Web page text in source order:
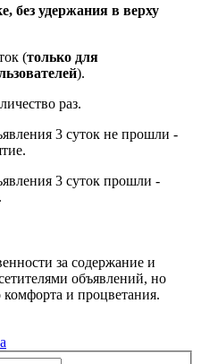
без удержания в верху
(только для
).
раз.
3 суток не прошли -
3 суток прошли -
за содержание и
объявлений, но
и процветания.